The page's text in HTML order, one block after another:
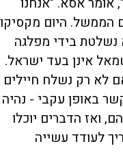
הממשל. היום מקסיקו
נשלטת בידי מפלגה
אינן בעד ישראל.
לא רק נשלח חיילים
באופן עקבי - נהיה
ואז הדברים יוכלו
לעודד עשייה